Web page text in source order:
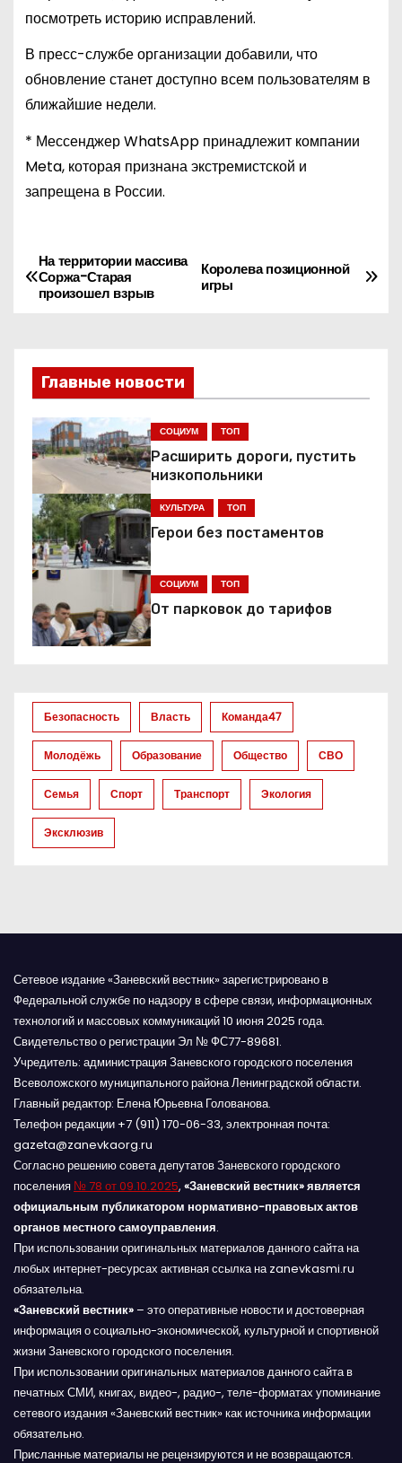
посмотреть историю исправлений.
В пресс-службе организации добавили, что
обновление станет доступно всем пользователям в
ближайшие недели.
* Мессенджер WhatsApp принадлежит компании
Meta, которая признана экстремистской и
запрещена в России.
Н
а
г
а
ц
и
я
п
о
а
п
Королева позиционной
игры
На территории массива
Соржа-Старая
произошел взрыв
Главные новости
СОЦИУМ ТОП
Расширить дороги, пустить
низкопольники
КУЛЬТУРА ТОП
Герои без постаментов
СОЦИУМ ТОП
От парковок до тарифов
Безопасность Власть Команда47
Молодёжь Образование Общество СВО
Семья Спорт Транспорт Экология
Эксклюзив
Сетевое издание «Заневский вестник» зарегистрировано в
Федеральной службе по надзору в сфере связи, информационных
технологий и массовых коммуникаций 10 июня 2025 года.
Свидетельство о регистрации Эл № ФС77-89681.
Учредитель: администрация Заневского городского поселения
Всеволожского муниципального района Ленинградской области.
Главный редактор: Елена Юрьевна Голованова.
Телефон редакции +7 (911) 170-06-33, электронная почта:
gazeta@zanevkaorg.ru
Согласно решению совета депутатов Заневского городского
поселения № 78 от 09.10.2025, «Заневский вестник» является
официальным публикатором нормативно-правовых актов
органов местного самоуправления.
При использовании оригинальных материалов данного сайта на
любых интернет-ресурсах активная ссылка на zanevkasmi.ru
обязательна.
«Заневский вестник» – это оперативные новости и достоверная
информация о социально-экономической, культурной и спортивной
жизни Заневского городского поселения.
При использовании оригинальных материалов данного сайта в
печатных СМИ, книгах, видео-, радио-, теле-форматах упоминание
сетевого издания «Заневский вестник» как источника информации
обязательно.
Присланные материалы не рецензируются и не возвращаются.